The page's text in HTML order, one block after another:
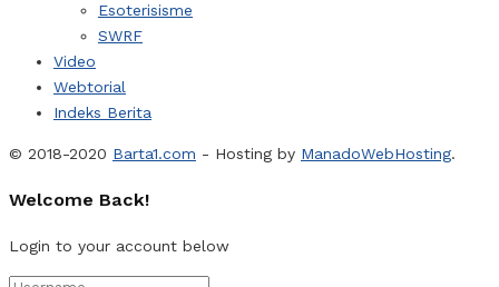
Esoterisisme
SWRF
Video
Webtorial
Indeks Berita
© 2018-2020 Barta1.com - Hosting by ManadoWebHosting.
Welcome Back!
Login to your account below